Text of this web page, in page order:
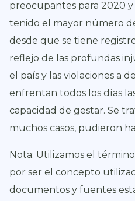
preocupantes para 2020 y
tenido el mayor número
desde que se tiene
reflejo de las profundas
el país y las violaciones a
enfrentan todos los días
capacidad de gestar. Se
muchos casos, pudieron
Nota: Utilizamos el
por ser el concepto
documentos y fuentes